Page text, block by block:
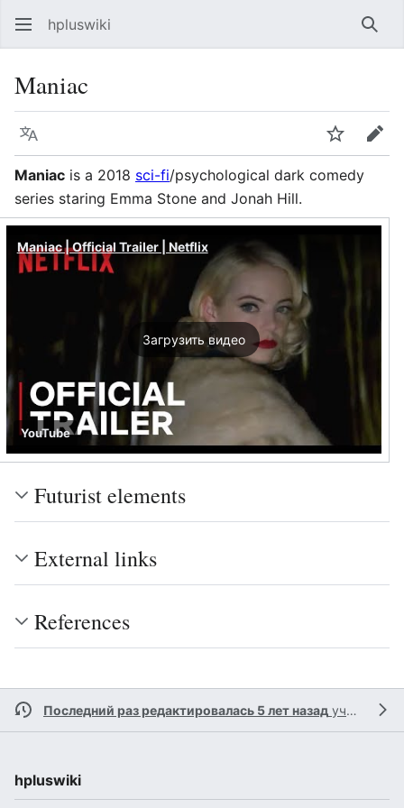
hpluswiki
Maniac
Язык Следить
Maniac is a 2018 sci-fi/psychological dark comedy
series staring Emma Stone and Jonah Hill.
Maniac | Official Trailer | Netflix
Загрузить видео
YouTube
Futurist elements
External links
References
Последний раз редактировалась 5 лет назад участником
hpluswiki